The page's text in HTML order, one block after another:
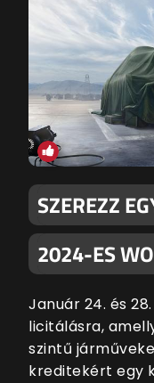
SZEREZZ
2024-ES
Január 24. és
licitálásra,
szintű
kreditekért egy